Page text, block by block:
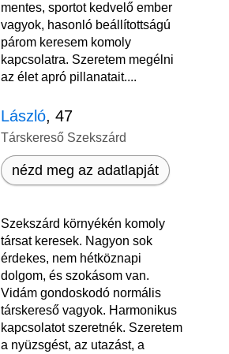
mentes, sportot kedvelő ember
vagyok, hasonló beállítottságú
párom keresem komoly
kapcsolatra. Szeretem megélni
az élet apró pillanatait....
László, 47
Társkereső Szekszárd
nézd meg az adatlapját
Szekszárd környékén komoly
társat keresek. Nagyon sok
érdekes, nem hétköznapi
dolgom, és szokásom van.
Vidám gondoskodó normális
társkereső vagyok. Harmonikus
kapcsolatot szeretnék. Szeretem
a nyüzsgést, az utazást, a